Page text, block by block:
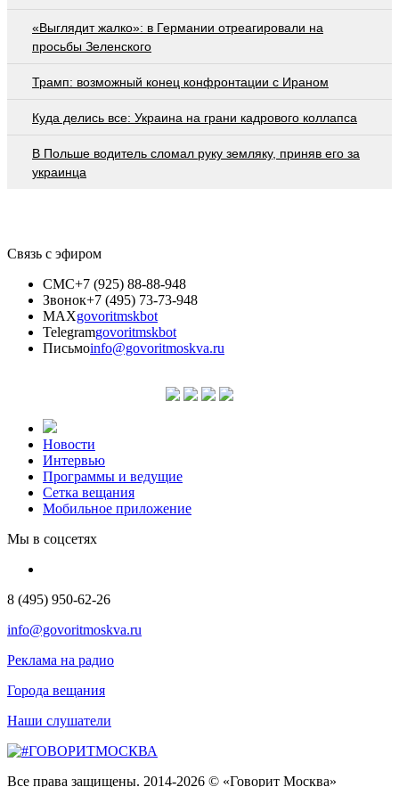
«Выглядит жалко»: в Германии отреагировали на
просьбы Зеленского
Трамп: возможный конец конфронтации с Ираном
Куда делись все: Украина на грани кадрового коллапса
В Польше водитель сломал руку земляку, приняв его за
украинца
Связь с эфиром
СМС+7 (925) 88-88-948
Звонок+7 (495) 73-73-948
MAXgovoritmskbot
Telegramgovoritmskbot
Письмоinfo@govoritmoskva.ru
Новости
Интервью
Программы и ведущие
Сетка вещания
Мобильное приложение
Мы в соцсетях
8 (495) 950-62-26
info@govoritmoskva.ru
Реклама на радио
Города вещания
Наши слушатели
Все права защищены. 2014-2026 © «Говорит Москва»